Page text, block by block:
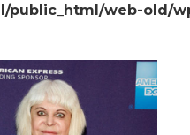
public_html/web-old/